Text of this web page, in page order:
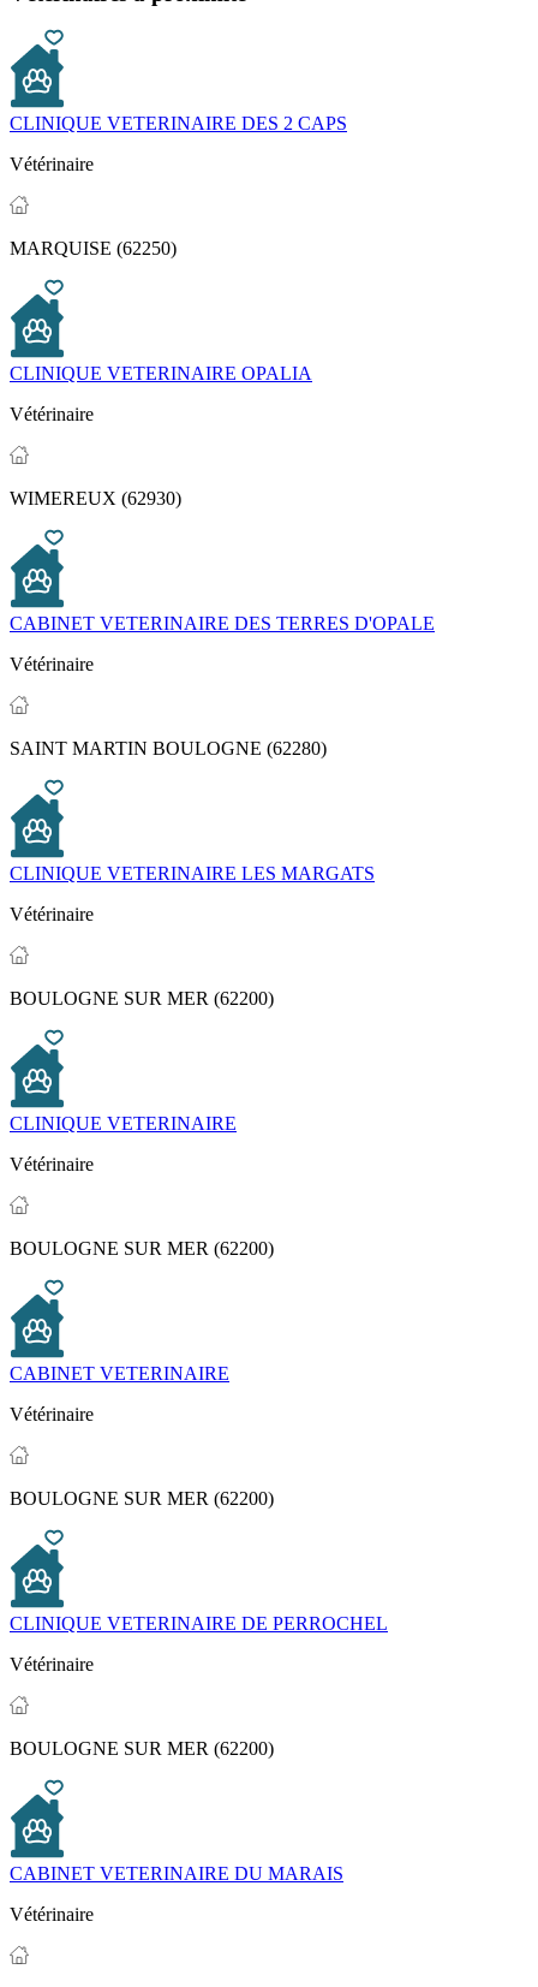
CLINIQUE VETERINAIRE DES 2 CAPS
Vétérinaire
MARQUISE (62250)
CLINIQUE VETERINAIRE OPALIA
Vétérinaire
WIMEREUX (62930)
CABINET VETERINAIRE DES TERRES D'OPALE
Vétérinaire
SAINT MARTIN BOULOGNE (62280)
CLINIQUE VETERINAIRE LES MARGATS
Vétérinaire
BOULOGNE SUR MER (62200)
CLINIQUE VETERINAIRE
Vétérinaire
BOULOGNE SUR MER (62200)
CABINET VETERINAIRE
Vétérinaire
BOULOGNE SUR MER (62200)
CLINIQUE VETERINAIRE DE PERROCHEL
Vétérinaire
BOULOGNE SUR MER (62200)
CABINET VETERINAIRE DU MARAIS
Vétérinaire